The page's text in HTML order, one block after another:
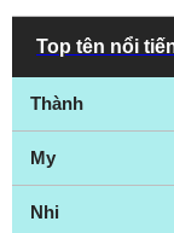
Top tên nổi
Thành
My
Nhi